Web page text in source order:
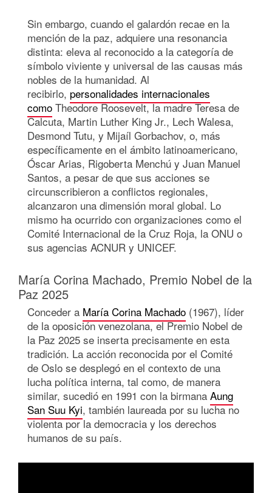
Sin embargo, cuando el galardón recae en la
mención de la paz, adquiere una resonancia
distinta: eleva al reconocido a la categoría de
símbolo viviente y universal de las causas más
nobles de la humanidad. Al
recibirlo, personalidades internacionales
como Theodore Roosevelt, la madre Teresa de
Calcuta, Martin Luther King Jr., Lech Walesa,
Desmond Tutu, y Mijaíl Gorbachov, o, más
específicamente en el ámbito latinoamericano,
Óscar Arias, Rigoberta Menchú y Juan Manuel
Santos, a pesar de que sus acciones se
circunscribieron a conflictos regionales,
alcanzaron una dimensión moral global. Lo
mismo ha ocurrido con organizaciones como el
Comité Internacional de la Cruz Roja, la ONU o
sus agencias ACNUR y UNICEF.
María Corina Machado, Premio Nobel de la
Paz 2025
Conceder a María Corina Machado (1967), líder
de la oposición venezolana, el Premio Nobel de
la Paz 2025 se inserta precisamente en esta
tradición. La acción reconocida por el Comité
de Oslo se desplegó en el contexto de una
lucha política interna, tal como, de manera
similar, sucedió en 1991 con la birmana Aung
San Suu Kyi, también laureada por su lucha no
violenta por la democracia y los derechos
humanos de su país.